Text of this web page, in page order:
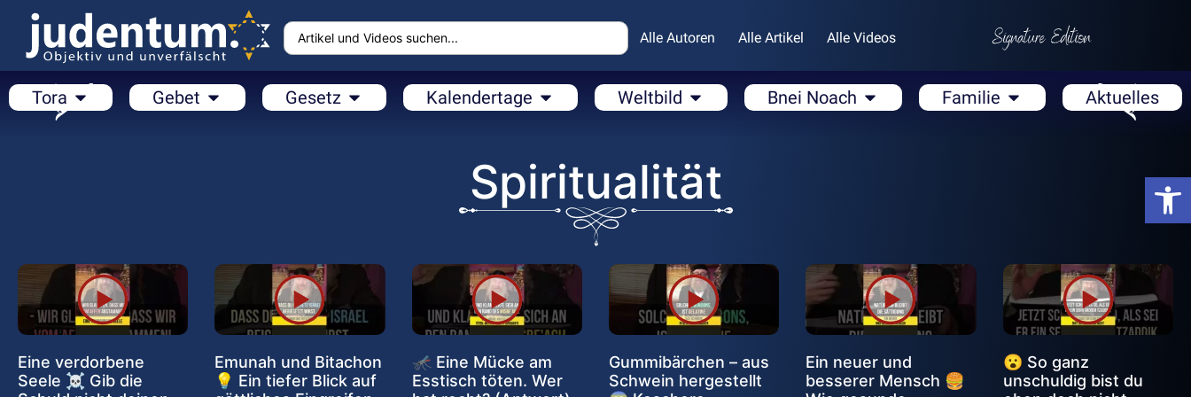
Alle Autoren Alle Artikel Alle Videos
Tora Gebet Gesetz Kalendertage Weltbild Bnei Noach Familie Aktuelles
Spiritualität
Eine verdorbene
Seele ☠️ Gib die
Emunah und Bitachon
💡 Ein tiefer Blick auf
🦟 Eine Mücke am
Esstisch töten. Wer
Gummibärchen – aus
Schwein hergestellt
Ein neuer und
besserer Mensch 🍔
😮 So ganz
unschuldig bist du